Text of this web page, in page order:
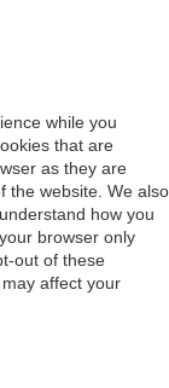
while you
that are
as they are
the website. We also
how you
browser only
out of these
affect your